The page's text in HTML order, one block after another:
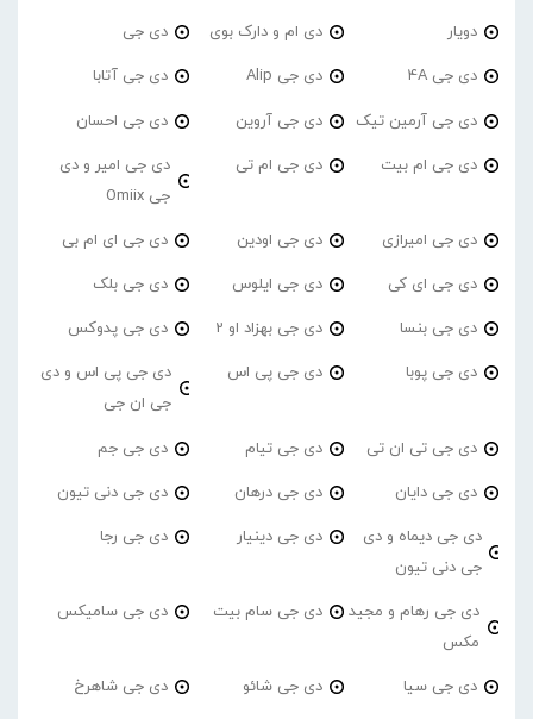
دویار دی ام و دارک بوی دی جی
دی جی 4A دی جی Alip دی جی آتابا
دی جی آرمین تیک دی جی آروین دی جی احسان
دی جی ام بیت دی جی ام تی
دی جی امیر و دی
جی Omiix
دی جی امیرازی دی جی اودین دی جی ای ام بی
دی جی ای کی دی جی ایلوس دی جی بلک
دی جی بنسا دی جی بهزاد او 2 دی جی پدوکس
دی جی پوبا دی جی پی اس
دی جی پی اس و دی
جی ان جی
دی جی تی ان تی دی جی تیام دی جی جم
دی جی دایان دی جی درهان دی جی دنی تیون
دی جی دیماه و دی
جی دنی تیون
دی جی دینیار دی جی رجا
دی جی رهام و مجید
مکس
دی جی سام بیت دی جی سامیکس
دی جی سیا دی جی شائو دی جی شاهرخ